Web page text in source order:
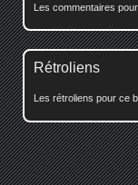
Les commentaires
Rétroliens
Les rétroliens pour ce